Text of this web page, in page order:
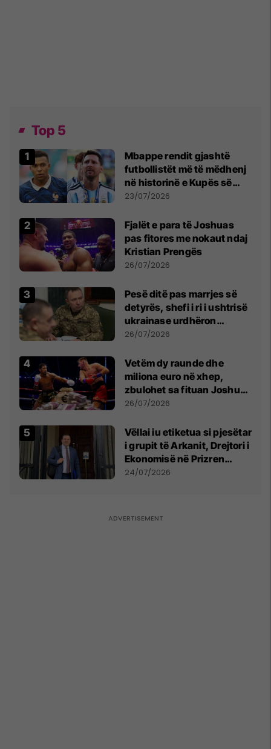
Top 5
Mbappe rendit gjashtë
futbollistët më të mëdhenj
në historinë e Kupës së
Botës, Messi mbetet i dyti
23/07/2026
Fjalët e para të Joshuas
pas fitores me nokaut ndaj
Kristian Prengës
26/07/2026
Pesë ditë pas marrjes së
detyrës, shefi i ri i ushtrisë
ukrainase urdhëron
kontroll të madh
26/07/2026
Vetëm dy raunde dhe
miliona euro në xhep,
zbulohet sa fituan Joshua
e Prenga
26/07/2026
Vëllai iu etiketua si pjesëtar
i grupit të Arkanit, Drejtori i
Ekonomisë në Prizren
mohon pretendimet
24/07/2026